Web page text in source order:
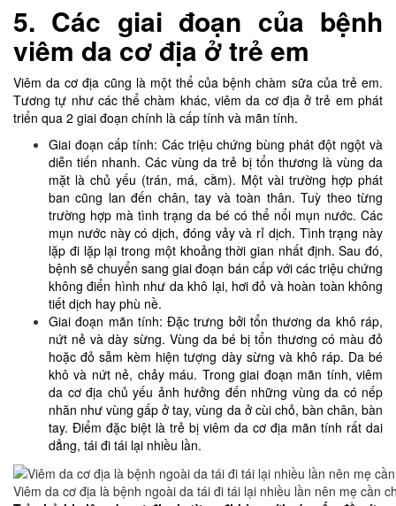
5. Các giai đoạn của bệnh
viêm da cơ địa ở trẻ em
Viêm da cơ địa cũng là một thể củabệnh chàm sữa của trẻ em.
Tương tự như các thể chàm khác, viêm da cơ địa ở trẻ em phát
triển qua 2 giai đoạn chính là cấp tính và mãn tính.
Giai đoạn cấp tính: Các triệu chứng bùng phát đột ngột và
diễn tiến nhanh. Các vùng da trẻ bị tổn thương là vùng da
mặt là chủ yếu (trán, má, cằm). Một vài trường hợp phát
ban cũng lan đến chân, tay và toàn thân. Tuỳ theo từng
trường hợp mà tình trạng da bé có thể nổi mụn nước. Các
mụn nước này có dịch, đóng vảy và rỉ dịch. Tình trạng này
lặp đi lặp lại trong một khoảng thời gian nhất định. Sau đó,
bệnh sẽ chuyển sang giai đoạn bán cấp với các triệu chứng
không điển hình như da khô lại, hơi đỏ và hoàn toàn không
tiết dịch hay phù nề.
Giai đoạn mãn tính: Đặc trưng bởi tổn thương da khô ráp,
nứt nẻ và dày sừng. Vùng da bé bị tổn thương có màu đỏ
hoặc đỏ sẫm kèm hiện tượng dày sừng và khô ráp. Da bé
khô và nứt nẻ, chảy máu. Trong giai đoạn mãn tính, viêm
da cơ địa chủ yếu ảnh hưởng đến những vùng da có nếp
nhăn như vùng gấp ở tay, vùng da ở cùi chỏ, bàn chân, bàn
tay. Điểm đặc biệt là trẻ bị viêm da cơ địa mãn tính rất dai
dẳng, tái đi tái lại nhiều lần.
Viêm da cơ địa là bệnh ngoài da tái đi tái lại nhiều lần nên mẹ cần